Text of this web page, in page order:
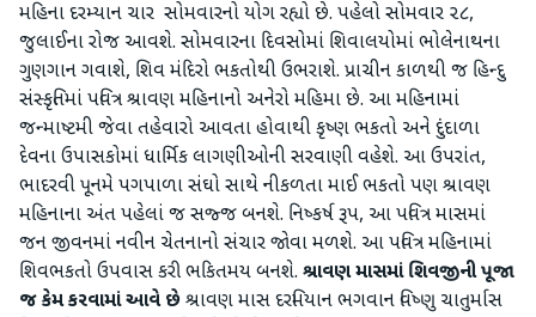
મહિના દરમ્યાન ચાર સોમવારનો યોગ રહ્યો છે. પહેલો સોમવાર ૨૮,
જુલાઈના રોજ આવશે. સોમવારના દિવસોમાં શિવાલયોમાં ભોલેનાથના
ગુણગાન ગવાશે, શિવ મંદિરો ભકતોથી ઉભરાશે. પ્રાચીન કાળથી જ હિન્દુ
સંસ્કૃતિમાં પવિત્ર શ્રાવણ મહિનાનો અનેરો મહિમા છે. આ મહિનામાં
જન્માષ્ટમી જેવા તહેવારો આવતા હોવાથી કૃષ્ણ ભકતો અને દુંદાળા
દેવના ઉપાસકોમાં ધાર્મિક લાગણીઓની સરવાણી વહેશે. આ ઉપરાંત,
ભાદરવી પૂનમે પગપાળા સંઘો સાથે નીકળતા માઈ ભકતો પણ શ્રાવણ
મહિનાના અંત પહેલાં જ સજ્જ બનશે. નિષ્કર્ષ રૂપ, આ પવિત્ર માસમાં
જન જીવનમાં નવીન ચેતનાનો સંચાર જોવા મળશે. આ પવિત્ર મહિનામાં
શિવભકતો ઉપવાસ કરી ભકિતમય બનશે. શ્રાવણ માસમાં શિવજીની પૂજા
જ કેમ કરવામાં આવે છેશ્રાવણ માસ દરમિયાન ભગવાન વિષ્ણુ ચાતુર્માસ